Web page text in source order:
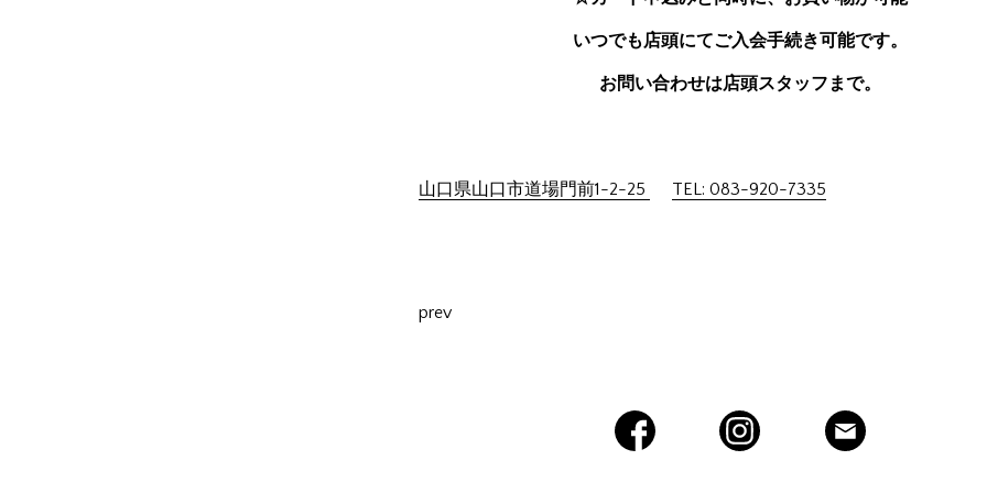
いつでも店頭にてご入会手続き可能です。
お問い合わせは店頭スタッフまで。
山口県山口市道場門前1-2-25 TEL: 083-920-7335
prev